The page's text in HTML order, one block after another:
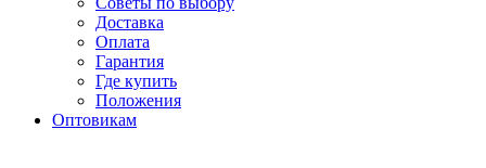
Доставка
Оплата
Гарантия
Где купить
Положения
Оптовикам